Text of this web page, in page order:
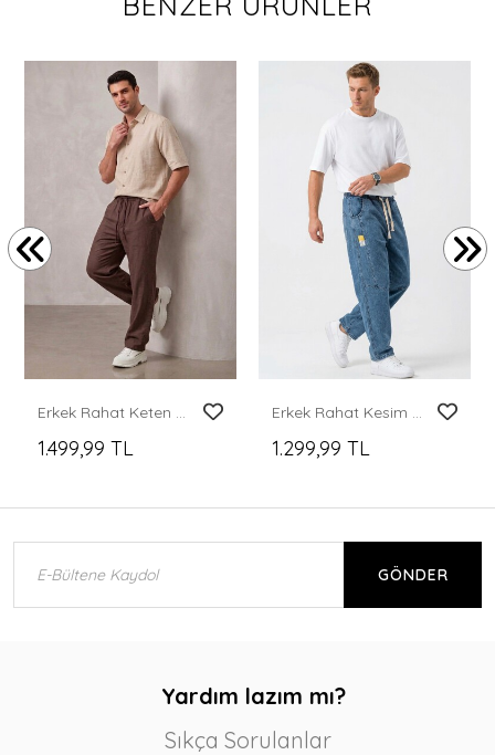
Erkek Rahat Keten Pantolon 30118 - Kahverengi
1.499,99 TL
Erkek Rahat Kesim Baggy Jean Pantolon 30074 - İndigo
1.299,99 TL
GÖNDER
Yardım lazım mı?
Sıkça Sorulanlar